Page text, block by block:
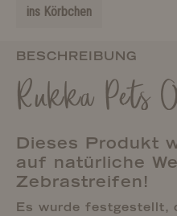
ins Körbchen
BESCHREIBUNG
Rukka Pets
Dieses Produkt
auf natürliche
Zebrastreifen!
Es wurde festgestellt,